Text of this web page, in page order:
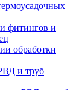
фитингов и
обработки
и труб